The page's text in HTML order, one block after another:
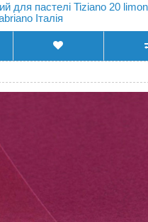
для пастелі Tiziano 20
Італія